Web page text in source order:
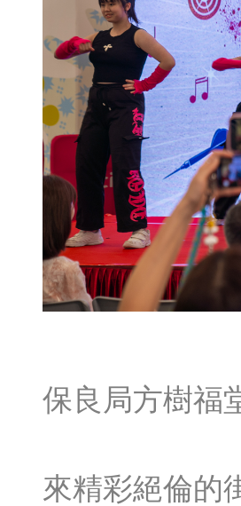
保良局方樹福
來精彩絕倫的